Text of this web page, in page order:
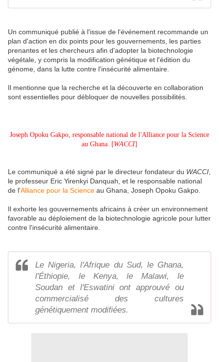
Un communiqué publié à l'issue de l'événement recommande un
plan d'action en dix points pour les gouvernements, les parties
prenantes et les chercheurs afin d'adopter la biotechnologie
végétale, y compris la modification génétique et l'édition du
génome, dans la lutte contre l'insécurité alimentaire.
Il mentionne que la recherche et la découverte en collaboration
sont essentielles pour débloquer de nouvelles possibilités.
Joseph Opoku Gakpo, responsable national de l'Alliance pour la Science
au Ghana. [WACCI]
Le communiqué a été signé par le directeur fondateur du WACCI
le professeur Eric Yirenkyi Danquah, et le responsable national
de l'Alliance pour la Science au Ghana, Joseph Opoku Gakpo.
Il exhorte les gouvernements africains à créer un environnement
favorable au déploiement de la biotechnologie agricole pour lutter
contre l'insécurité alimentaire.
Le Nigeria, l'Afrique du Sud, le Ghana,
l'Éthiopie, le Kenya, le Malawi, le
Soudan et l'Eswatini ont approuvé ou
commercialisé des cultures
génétiquement modifiées.